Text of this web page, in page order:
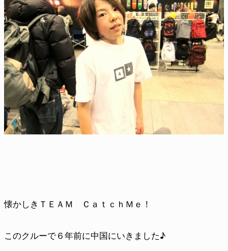
懐かしきＴＥＡＭ ＣａｔｃｈＭｅ！
このクルーで６年前に中国にいきました♪